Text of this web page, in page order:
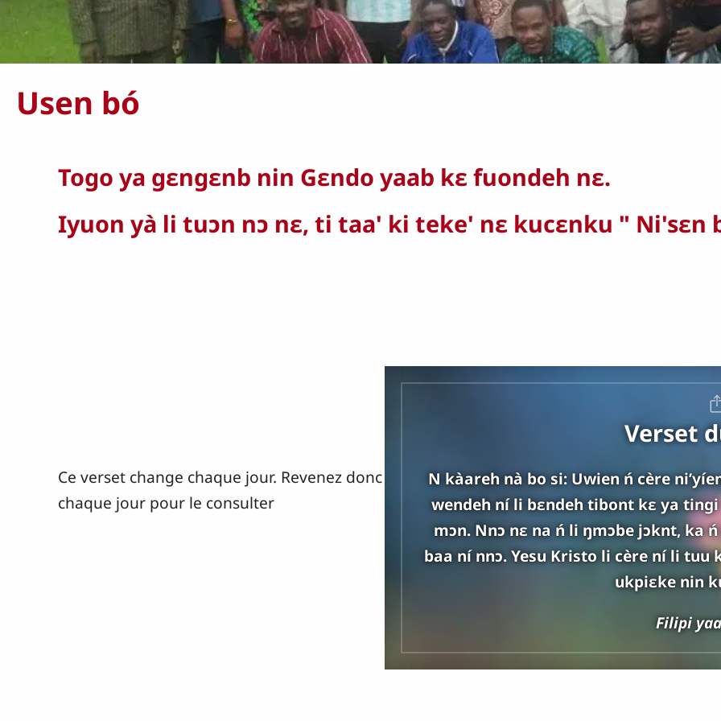
Usen bó
Togo ya gɛngɛnb nin Gɛndo yaab kɛ fuondeh nɛ.
Iyuon yà li tuɔn nɔ nɛ, ti taa' ki teke' nɛ kucɛnku " Ni'sɛn
Ce verset change chaque jour. Revenez donc
chaque jour pour le consulter
Verset
N kàareh nà bo si: Uwien ń cère
wendeh ní li bɛndeh tibont kɛ ya
mɔn. Nnɔ nɛ na ń li ŋmɔbe jɔknt, ka
baa ní nnɔ. Yesu Kristo li cère ní li tuu
ukpiɛke nin
Filipi